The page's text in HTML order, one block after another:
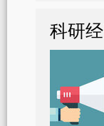
科研